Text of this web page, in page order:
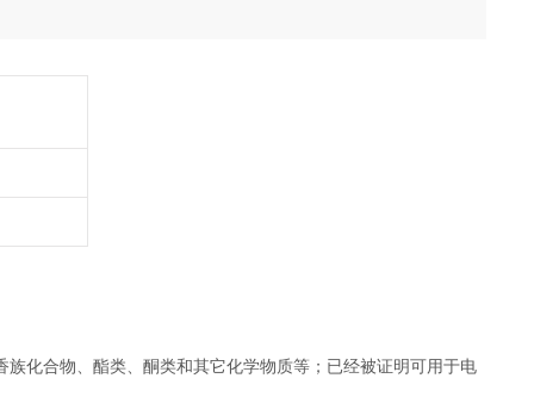
化合物、酯类、酮类和其它化学物质等；已经被证明可用于电